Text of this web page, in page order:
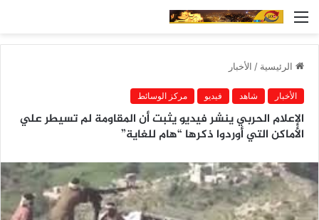
القائمة
الرئيسية / الأخبار
الأخبار شاهد فيديو مركز الوسائط
الإعلام الحربي ينشر فيديو يثبت أن المقاومة لم تسيطر علي
الأماكن التي أوردوا ذكرها “هام للغاية”